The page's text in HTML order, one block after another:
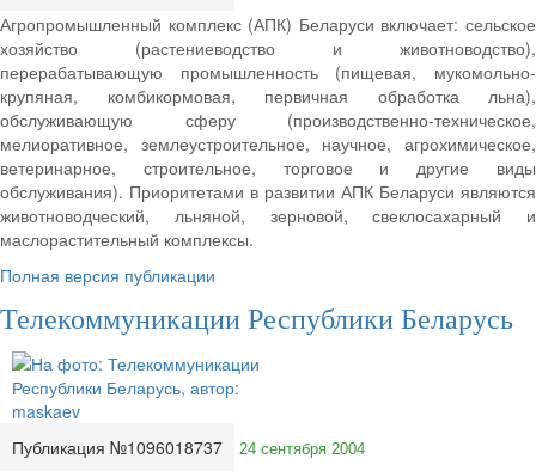
Агропромышленный комплекс (АПК) Беларуси включает: сельское
хозяйство (растениеводство и животноводство),
перерабатывающую промышленность (пищевая, мукомольно-
крупяная, комбикормовая, первичная обработка льна),
обслуживающую сферу (производственно-техническое,
мелиоративное, землеустроительное, научное, агрохимическое,
ветеринарное, строительное, торговое и другие виды
обслуживания). Приоритетами в развитии АПК Беларуси являются
животноводческий, льняной, зерновой, свеклосахарный и
маслорастительный комплексы.
Полная версия публикации
Телекоммуникации Республики Беларусь
Публикация №1096018737 24 сентября 2004